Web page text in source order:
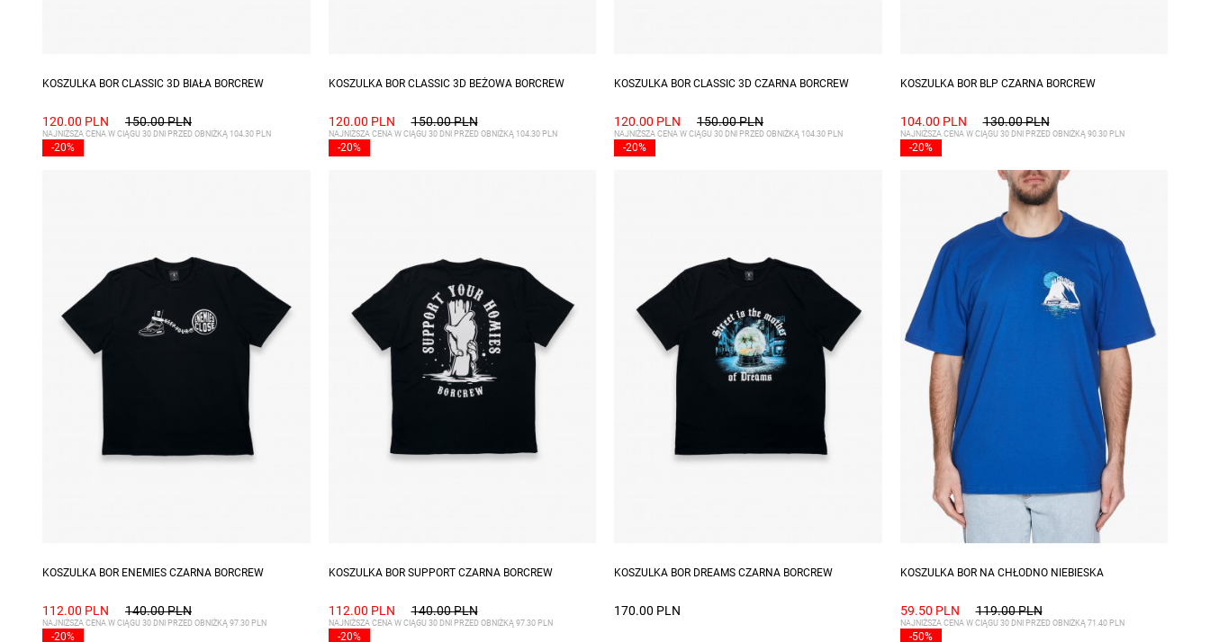
KOSZULKA BOR CLASSIC 3D BIAŁA BORCREW
120.00 PLN 150.00 PLN
-20%
NAJNIŻSZA CENA W CIĄGU 30 DNI PRZED OBNIŻKĄ 104.30 PLN
KOSZULKA BOR CLASSIC 3D BEŻOWA BORCREW
120.00 PLN 150.00 PLN
-20%
NAJNIŻSZA CENA W CIĄGU 30 DNI PRZED OBNIŻKĄ 104.30 PLN
KOSZULKA BOR CLASSIC 3D CZARNA BORCREW
120.00 PLN 150.00 PLN
-20%
NAJNIŻSZA CENA W CIĄGU 30 DNI PRZED OBNIŻKĄ 104.30 PLN
KOSZULKA BOR BLP CZARNA BORCREW
104.00 PLN 130.00 PLN
-20%
NAJNIŻSZA CENA W CIĄGU 30 DNI PRZED OBNIŻKĄ 90.30 PLN
KOSZULKA BOR ENEMIES CZARNA BORCREW
112.00 PLN 140.00 PLN
-20%
NAJNIŻSZA CENA W CIĄGU 30 DNI PRZED OBNIŻKĄ 97.30 PLN
KOSZULKA BOR SUPPORT CZARNA BORCREW
112.00 PLN 140.00 PLN
-20%
NAJNIŻSZA CENA W CIĄGU 30 DNI PRZED OBNIŻKĄ 97.30 PLN
KOSZULKA BOR DREAMS CZARNA BORCREW
170.00 PLN
KOSZULKA BOR NA CHŁODNO NIEBIESKA
59.50 PLN 119.00 PLN
-50%
NAJNIŻSZA CENA W CIĄGU 30 DNI PRZED OBNIŻKĄ 71.40 PLN